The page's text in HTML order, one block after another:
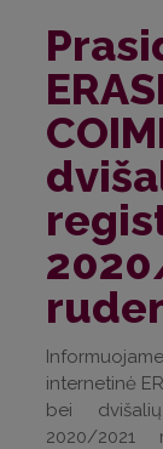
internetinė
bei
2020/